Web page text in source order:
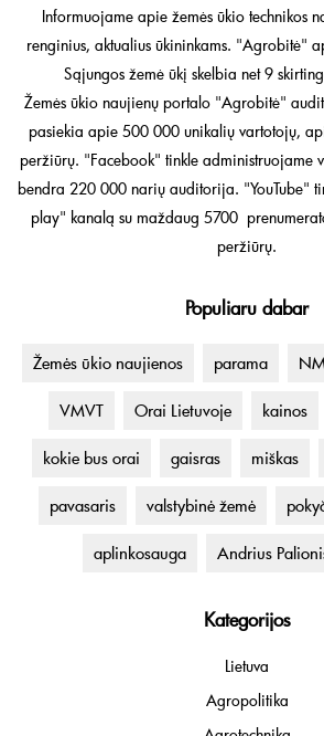
Informuojame apie žemės ūkio technikos
renginius, aktualius ūkininkams. "Agrobitė"
Sąjungos žemė ūkį skelbia net 9
Žemės ūkio naujienų portalo "Agrobitė"
pasiekia apie 500 000 unikalių vartotojų,
peržiūrų. "Facebook" tinkle administruojame
bendra 220 000 narių auditorija. "YouTube"
play" kanalą su maždaug 5700
peržiūrų.
Populiaru dabar
Žemės ūkio naujienos parama
VMVT Orai Lietuvoje kainos
kokie bus orai gaisras miškas
pavasaris valstybinė žemė
aplinkosauga Andrius
Kategorijos
Lietuva
Agropolitika